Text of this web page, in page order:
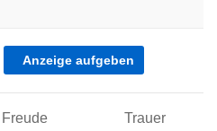
Anzeige aufgeben
Freude Trauer